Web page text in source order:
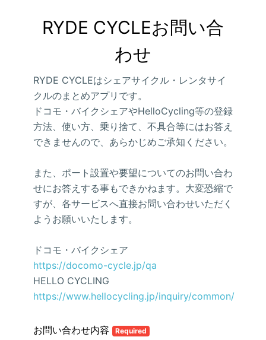
RYDE CYCLEお問い合
わせ
RYDE CYCLEはシェアサイクル・レンタサイ
クルのまとめアプリです。
ドコモ・バイクシェアやHelloCycling等の登録
方法、使い方、乗り捨て、不具合等にはお答え
できませんので、あらかじめご承知ください。
また、ポート設置や要望についてのお問い合わ
せにお答えする事もできかねます。大変恐縮で
すが、各サービスへ直接お問い合わせいただく
ようお願いいたします。
ドコモ・バイクシェア
https://docomo-cycle.jp/qa
HELLO CYCLING
https://www.hellocycling.jp/inquiry/common/
お問い合わせ内容 Required